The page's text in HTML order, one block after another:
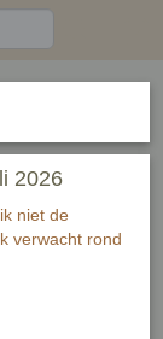
2026
niet de
verwacht rond